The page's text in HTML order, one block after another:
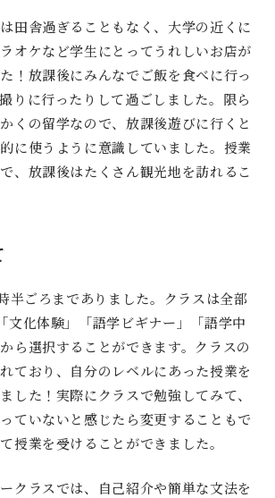
田舎過ぎることもなく、大学の近くに
オケなど学生にとってうれしいお店が
！放課後にみんなでご飯を食べに行っ
りに行ったりして過ごしました。限ら
くの留学なので、放課後遊びに行くと
に使うように意識していました。授業
、放課後はたくさん観光地を訪れるこ
半ごろまでありました。クラスは全部
文化体験」「語学ビギナー」「語学中
ら選択することができます。クラスの
ており、自分のレベルにあった授業を
した！実際にクラスで勉強してみて、
ていないと感じたら変更することもで
授業を受けることができました。
クラスでは、自己紹介や簡単な文法を